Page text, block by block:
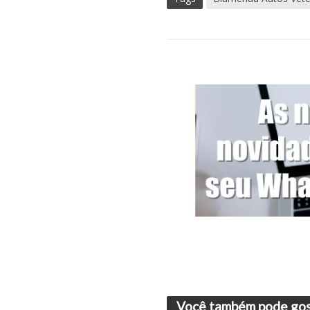
Você também pode